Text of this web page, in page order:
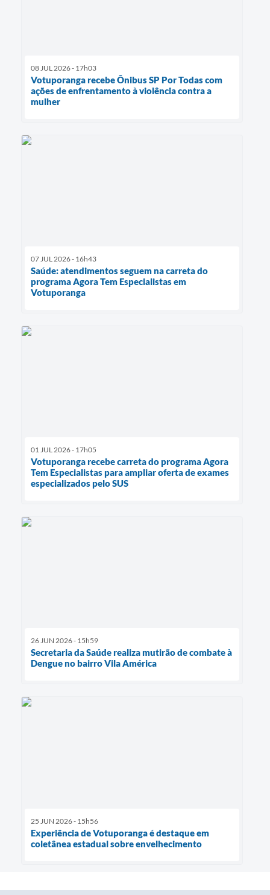
08 JUL 2026 - 17h03
Votuporanga recebe Ônibus SP Por Todas com
ações de enfrentamento à violência contra a
mulher
07 JUL 2026 - 16h43
Saúde: atendimentos seguem na carreta do
programa Agora Tem Especialistas em
Votuporanga
01 JUL 2026 - 17h05
Votuporanga recebe carreta do programa Agora
Tem Especialistas para ampliar oferta de exames
especializados pelo SUS
26 JUN 2026 - 15h59
Secretaria da Saúde realiza mutirão de combate à
Dengue no bairro Vila América
25 JUN 2026 - 15h56
Experiência de Votuporanga é destaque em
coletânea estadual sobre envelhecimento